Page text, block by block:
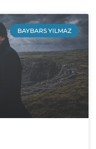
BAYBARS YILMAZ